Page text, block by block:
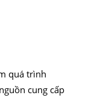
quá trình
cung cấp